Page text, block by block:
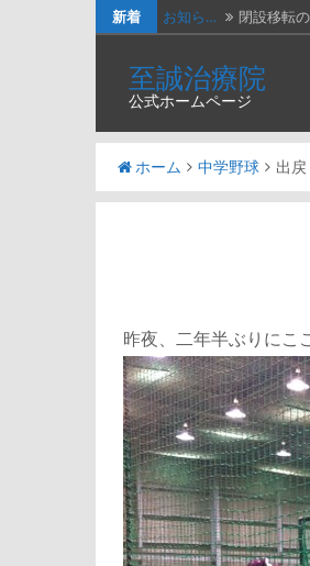
新着 お知ら… 閉設移転
休診の… 202４年
休診の… 2023年７
休診の… 2023年2
新年の… 新年のご
至誠治療院
公式ホームページ
ホーム 中学野球 出戻
昨夜、二年半ぶりにこ